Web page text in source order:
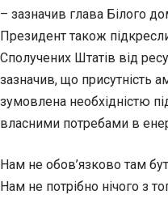
– зазначив глава Білого
Президент також
Сполучених Штатів від
зазначив, що присутність
зумовлена необхідністю
власними потребами в
Нам не обов’язково там
Нам не потрібно нічого з